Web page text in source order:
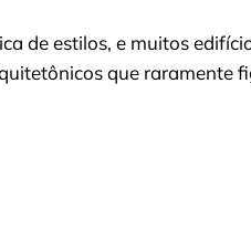
de estilos, e muitos
que raramente